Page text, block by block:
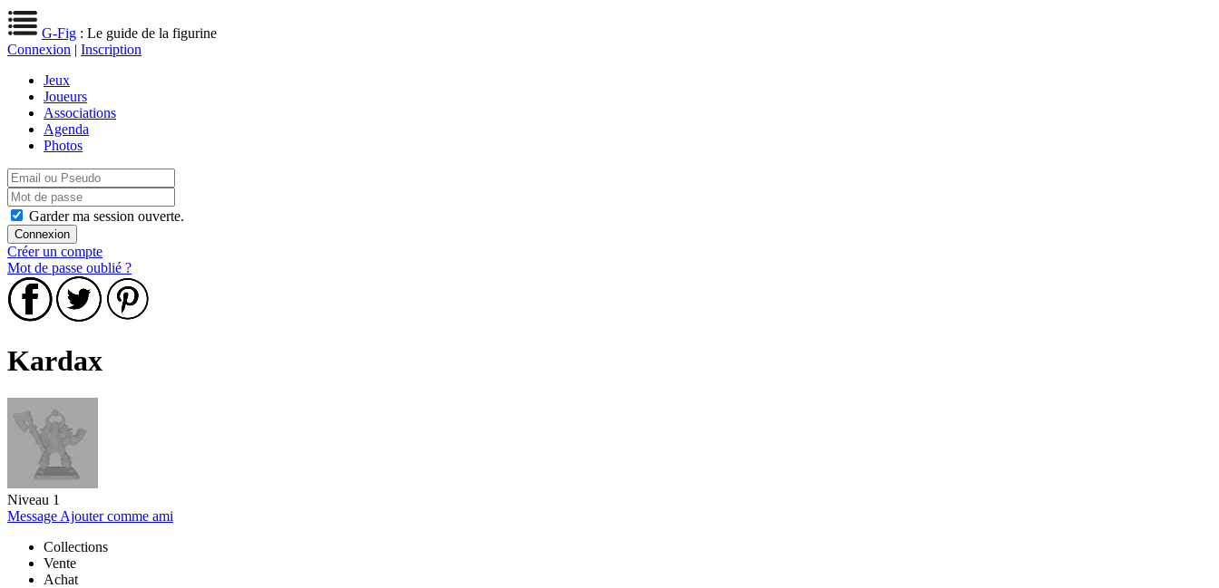
G-Fig : Le guide de la figurine
Connexion | Inscription
Jeux
Joueurs
Associations
Agenda
Photos
Garder ma session ouverte.
Créer un compte
Mot de passe oublié ?
Kardax
Niveau 1
Message Ajouter comme ami
Collections
Vente
Achat